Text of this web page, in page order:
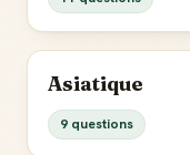
Asiatique
9 questions